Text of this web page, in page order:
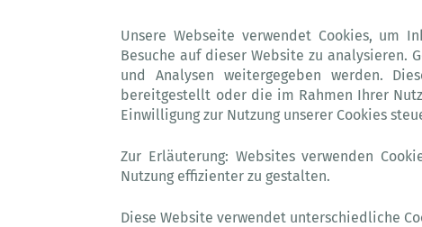
Unsere Webseite verwendet Cookies, um
Besuche auf dieser Website zu analysieren.
und Analysen weitergegeben werden.
bereitgestellt oder die im Rahmen Ihrer
Einwilligung zur Nutzung unserer Cookies
Zur Erläuterung: Websites verwenden
Nutzung effizienter zu gestalten.
Diese Website verwendet unterschiedliche